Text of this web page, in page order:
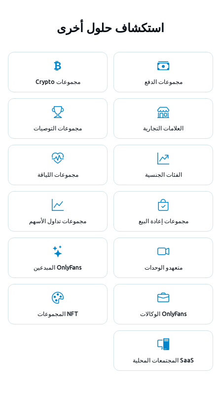
استكشاف حلول أخرى
مجموعات الدفع مجموعات Crypto
العلامات التجارية مجموعات التوصيات
الفئات الجنسية مجموعات اللياقة
مجموعات إعادة البيع مجموعات تداول الأسهم
متعهدو الوحدات OnlyFans المبدعين
OnlyFans الوكالات NFT المجموعات
SaaS المجتمعات المحلية